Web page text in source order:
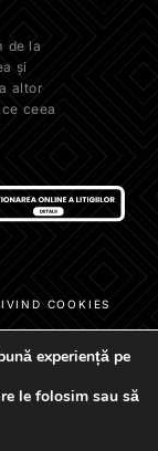
de la
și
altor
ceea
COOKIES
experiență pe
le folosim sau să